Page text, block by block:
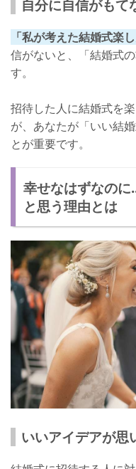
自分に自信がもて
「私が考えた結婚式楽
信がないと、「結婚式
す。
招待した人に結婚式を
が、あなたが「いい結
とが重要です。
幸せなはずなのに
と思う理由とは
いいアイデアが思